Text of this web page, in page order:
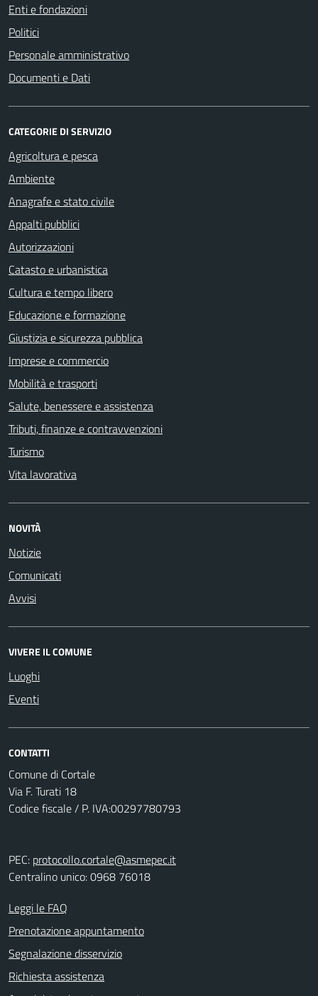
Enti e fondazioni
Politici
Personale amministrativo
Documenti e Dati
CATEGORIE DI SERVIZIO
Agricoltura e pesca
Ambiente
Anagrafe e stato civile
Appalti pubblici
Autorizzazioni
Catasto e urbanistica
Cultura e tempo libero
Educazione e formazione
Giustizia e sicurezza pubblica
Imprese e commercio
Mobilità e trasporti
Salute, benessere e assistenza
Tributi, finanze e contravvenzioni
Turismo
Vita lavorativa
NOVITÀ
Notizie
Comunicati
Avvisi
VIVERE IL COMUNE
Luoghi
Eventi
CONTATTI
Comune di Cortale
Via F. Turati 18
Codice fiscale / P. IVA:00297780793
PEC: protocollo.cortale@asmepec.it
Centralino unico: 0968 76018
Leggi le FAQ
Prenotazione appuntamento
Segnalazione disservizio
Richiesta assistenza